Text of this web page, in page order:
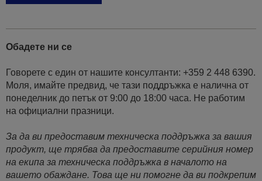
Обадете ни се
Говорете с един от нашите консултанти: +359 2 448 6390.
Моля, имайте предвид, че тази поддръжка е налична от
понеделник до петък от 9:00 до 18:00 часа. Не работим
на официални празници.
За да ви предоставим техническа поддръжка за вашия
продукт, ще трябва да предоставите серийния номер
на екипа за техническа поддръжка в началото на
вашето обаждане. Това ще ни помогне да ви подкрепим